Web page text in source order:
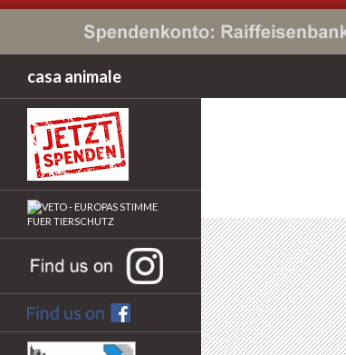
casa animale